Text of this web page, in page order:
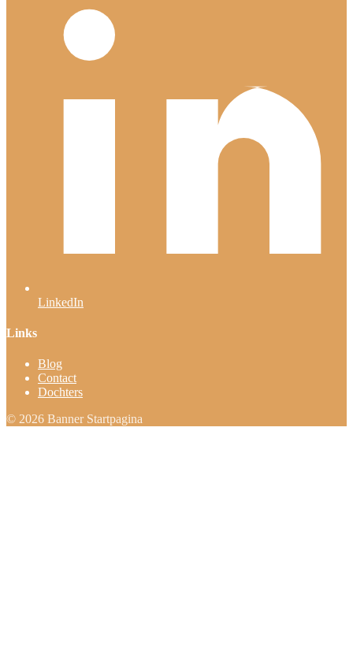
LinkedIn
Links
Blog
Contact
Dochters
© 2026 Banner Startpagina